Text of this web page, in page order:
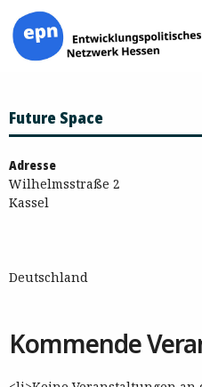
Inhalt
springen
Future Space
Adresse
Wilhelmsstraße 2
Kassel
Deutschland
Kommende